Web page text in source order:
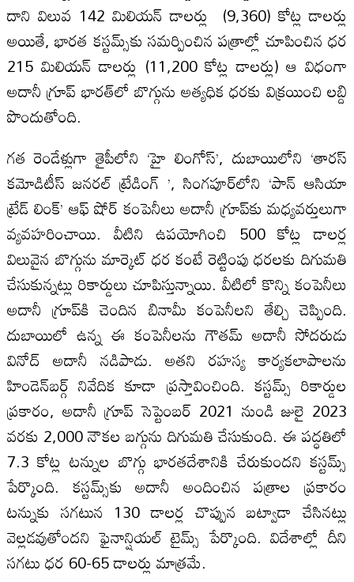
దాని విలువ 142 మిలియన్‌ డాలర్లు (9,360) కోట్ల డాలర్లు
అయితే, భారత కస్టమ్స్‌కు సమర్పించిన పత్రాల్లో చూపించిన ధర
215 మిలియన్‌ డాలర్లు (11,200 కోట్ల డాలర్లు) ఆ విధంగా
అదానీ గ్రూప్‌ భారత్‌లో బొగ్గును అత్యధిక ధరకు విక్రయించి లబ్ది
పొందుతోంది.
గత రెండేళ్లుగా తైపీలోని ‘హై లింగోస్‌’, దుబాయిలోని ‘తారస్‌
కమోడిటీస్‌ జనరల్‌ ట్రేడింగ్ ’, సింగపూర్‌లోని ‘పాన్‌ ఆసియా
ట్రేడ్‌ లింక్‌’ ఆఫ్‌ షోర్‌ కంపెనీలు అదానీ గ్రూప్‌కు మధ్యవర్తులుగా
వ్యవహరించాయి. వీటిని ఉపయోగించి 500 కోట్ల డాలర్ల
విలువైన బొగ్గును మార్కెట్‌ ధర కంటే రెట్టింపు ధరలకు దిగుమతి
చేసుకున్నట్లు రికార్డులు చూపిస్తున్నాయి. వీటిలో కొన్ని కంపెనీలు
అదానీ గ్రూప్‌కి చెందిన బినామీ కంపెనీలని తేల్చి చెప్పింది.
దుబాయిలో ఉన్న ఈ కంపెనీలను గౌతమ్‌ అదానీ సోదరుడు
వినోద్‌ అదానీ నడిపాడు. అతని రహస్య కార్యకలాపాలను
హిండెన్‌బర్గ్‌ నివేదిక కూడా ప్రస్తావించింది. కస్టమ్స్‌ రికార్డుల
ప్రకారం, అదానీ గ్రూప్‌ సెప్టెంబర్‌ 2021 నుండి జులై 2023
వరకు 2,000 నౌకల బగ్గును దిగుమతి చేసుకుంది. ఈ పద్ధతిలో
7.3 కోట్ల టన్నుల బొగ్గు భారతదేశానికి చేరుకుందని కస్టమ్స్‌
పేర్కొంది. కస్టమ్స్‌కు అదానీ అందించిన పత్రాల ప్రకారం
టన్నుకు సగటున 130 డాలర్ల చొప్పున బట్వాడా చేసినట్లు
వెల్లడవుతోందని ఫైనాన్షియల్‌ టైమ్స్‌ పేర్కొంది. విదేశాల్లో దీని
సగటు ధర 60-65 డాలర్లు మాత్రమే.